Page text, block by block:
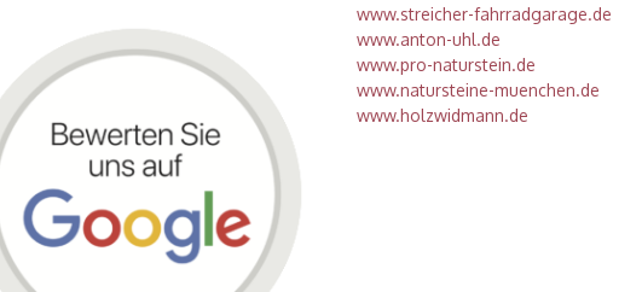
www.streicher-fahrradgarage.de
www.anton-uhl.de
www.pro-naturstein.de
www.natursteine-muenchen.de
www.holzwidmann.de